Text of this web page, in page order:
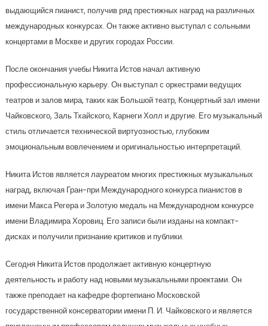
выдающийся пианист, получив ряд престижных наград на различных
международных конкурсах. Он также активно выступал с сольными
концертами в Москве и других городах России.
После окончания учебы Никита Истов начал активную
профессиональную карьеру. Он выступал с оркестрами ведущих
театров и залов мира, таких как Большой театр, Концертный зал имени
Чайковского, Заль Тхайского, Карнеги Холл и другие. Его музыкальный
стиль отличается технической виртуозностью, глубоким
эмоциональным вовлечением и оригинальностью интерпретаций.
Никита Истов является лауреатом многих престижных музыкальных
наград, включая Гран-при Международного конкурса пианистов в
имени Макса Регера и Золотую медаль на Международном конкурсе
имени Владимира Хоровиц. Его записи были изданы на компакт-
дисках и получили признание критиков и публики.
Сегодня Никита Истов продолжает активную концертную
деятельность и работу над новыми музыкальными проектами. Он
также преподает на кафедре фортепиано Московской
государственной консерватории имени П. И. Чайковского и является